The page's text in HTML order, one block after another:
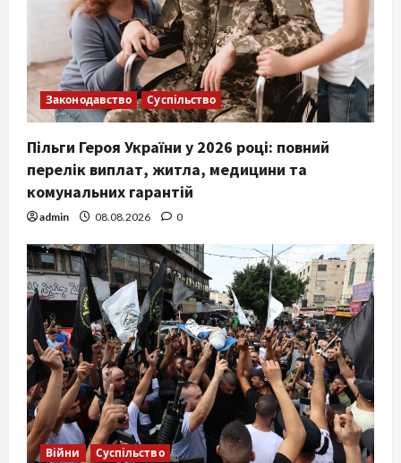
Законодавство Суспільство
Пільги Героя України у 2026 році: повний
перелік виплат, житла, медицини та
комунальних гарантій
admin 08.08.2026 0
Війни Суспільство